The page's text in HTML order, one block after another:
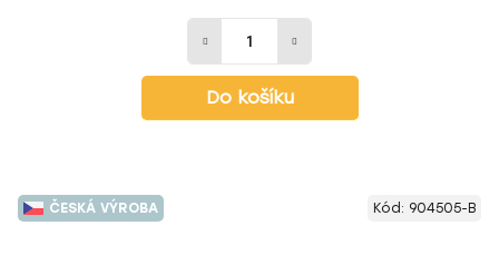
Do košíku
ČESKÁ VÝROBA Kód: 904505-B